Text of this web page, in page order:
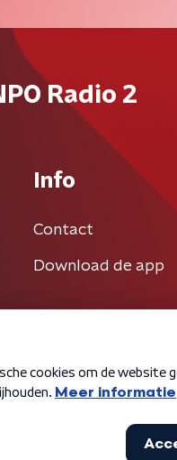
Radio 2
Info
Contact
Download de app